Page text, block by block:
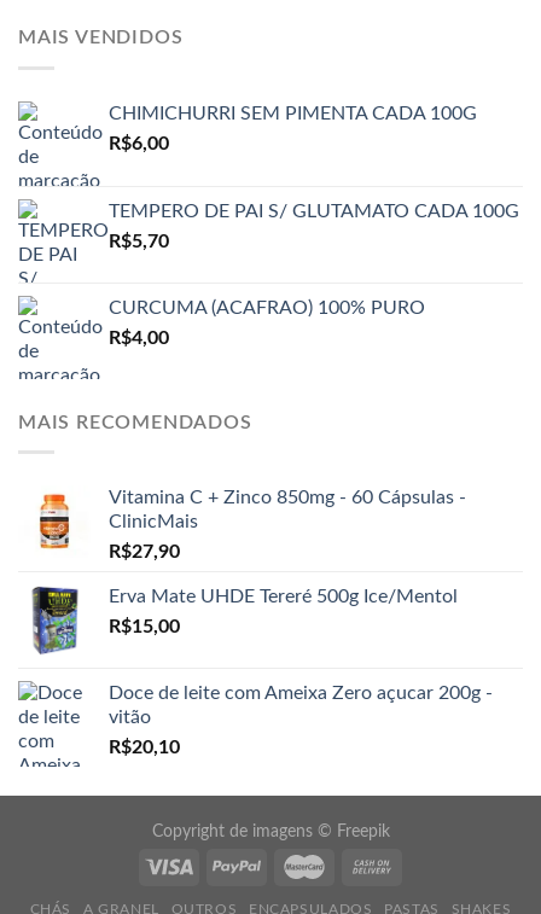
MAIS VENDIDOS
CHIMICHURRI SEM PIMENTA CADA 100G
R$6,00
TEMPERO DE PAI S/ GLUTAMATO CADA 100G
R$5,70
CURCUMA (ACAFRAO) 100% PURO
R$4,00
MAIS RECOMENDADOS
Vitamina C + Zinco 850mg - 60 Cápsulas -
ClinicMais
R$27,90
Erva Mate UHDE Tereré 500g Ice/Mentol
R$15,00
Doce de leite com Ameixa Zero açucar 200g -
vitão
R$20,10
Copyright de imagens © Freepik
CHÁS A GRANEL OUTROS ENCAPSULADOS PASTAS SHAKES